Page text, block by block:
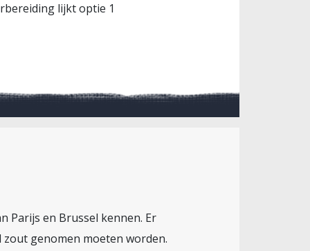
lijkt optie 1
Parijs en Brussel kennen. Er
genomen moeten worden.